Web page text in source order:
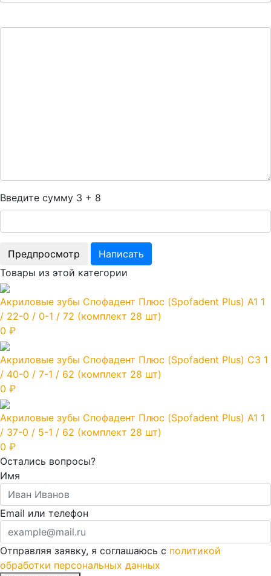
Введите сумму 3 + 8
Товары из этой категории
Акриловые зубы Спофадент Плюс (Spofadent Plus) A1 1
/ 22-0 / 0-1 / 72 (комплект 28 шт)
0 ₽
Акриловые зубы Спофадент Плюс (Spofadent Plus) C3 1
/ 40-0 / 7-1 / 62 (комплект 28 шт)
0 ₽
Акриловые зубы Спофадент Плюс (Spofadent Plus) A1 1
/ 37-0 / 5-1 / 62 (комплект 28 шт)
0 ₽
Остались вопросы?
Имя
Email или телефон
Отправляя заявку, я соглашаюсь с политикой
обработки персональных данных